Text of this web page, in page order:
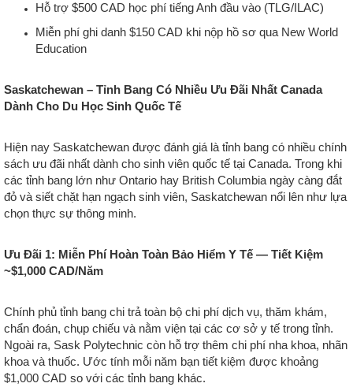
Hỗ trợ $500 CAD học phí tiếng Anh đầu vào (TLG/ILAC)
Miễn phí ghi danh $150 CAD khi nộp hồ sơ qua New World
Education
Saskatchewan – Tỉnh Bang Có Nhiều Ưu Đãi Nhất Canada
Dành Cho Du Học Sinh Quốc Tế
Hiện nay Saskatchewan được đánh giá là tỉnh bang có nhiều chính
sách ưu đãi nhất dành cho sinh viên quốc tế tại Canada. Trong khi
các tỉnh bang lớn như Ontario hay British Columbia ngày càng đắt
đỏ và siết chặt hạn ngạch sinh viên, Saskatchewan nổi lên như lựa
chọn thực sự thông minh.
Ưu Đãi 1: Miễn Phí Hoàn Toàn Bảo Hiểm Y Tế — Tiết Kiệm
~$1,000 CAD/Năm
Chính phủ tỉnh bang chi trả toàn bộ chi phí dịch vụ, thăm khám,
chẩn đoán, chụp chiếu và nằm viện tại các cơ sở y tế trong tỉnh.
Ngoài ra, Sask Polytechnic còn hỗ trợ thêm chi phí nha khoa, nhãn
khoa và thuốc. Ước tính mỗi năm bạn tiết kiệm được khoảng
$1,000 CAD so với các tỉnh bang khác.